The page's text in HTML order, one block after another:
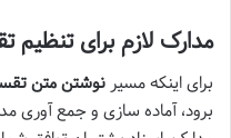
مدارک لازم برای تنظیم
برای اینکه مسیر نوشتن متن
برود، آماده سازی و جمع آوری